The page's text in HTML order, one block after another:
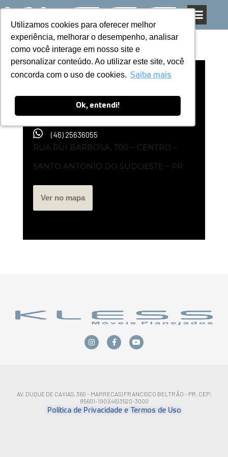
Utilizamos cookies para oferecer melhor
experiência, melhorar o desempenho, analisar
como você interage em nosso site e
personalizar conteúdo. Ao utilizar este site, você
concorda com o uso de cookies. Saiba mais
Ok, entendi!
Utilizamos cookies para oferecer melhor
experiência, melhorar o desempenho, analisar
como você interage em nosso site e
personalizar conteúdo. Ao utilizar este site, você
concorda com o uso de cookies. Saiba mais
Ok, entendi!
Pular
para
o
conteúdo
Representante Kless | Marsango
(46) 25636055
RUA RUI BARBOSA, 700 – CENTRO –
SANTO ANTONIO DO SUDOESTE – PR
Ver no mapa
AV. DUQUE DE CAXIAS, 360 - MARRECAS | FRANCISCO BELTRÃO - PR, CEP:
85601-190 | (46) 3520-3000
Política de Privacidade e Termos de Uso